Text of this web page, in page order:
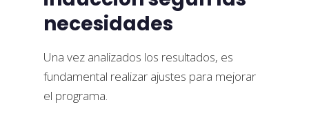
necesidades
Una vez analizados los resultados, es
fundamental realizar ajustes para mejorar
el programa.